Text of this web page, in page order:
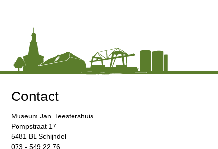
Contact
Museum Jan Heestershuis
Pompstraat 17
5481 BL Schijndel
073 - 549 22 76